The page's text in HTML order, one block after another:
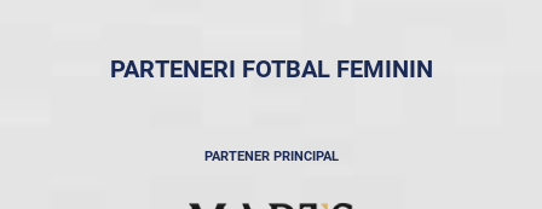
PARTENERI FOTBAL FEMININ
PARTENER PRINCIPAL